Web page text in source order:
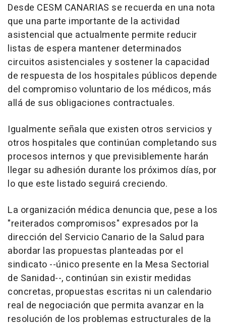
Desde CESM CANARIAS se recuerda en una nota
que una parte importante de la actividad
asistencial que actualmente permite reducir
listas de espera mantener determinados
circuitos asistenciales y sostener la capacidad
de respuesta de los hospitales públicos depende
del compromiso voluntario de los médicos, más
allá de sus obligaciones contractuales.
Igualmente señala que existen otros servicios y
otros hospitales que continúan completando sus
procesos internos y que previsiblemente harán
llegar su adhesión durante los próximos días, por
lo que este listado seguirá creciendo.
La organización médica denuncia que, pese a los
"reiterados compromisos" expresados por la
dirección del Servicio Canario de la Salud para
abordar las propuestas planteadas por el
sindicato --único presente en la Mesa Sectorial
de Sanidad--, continúan sin existir medidas
concretas, propuestas escritas ni un calendario
real de negociación que permita avanzar en la
resolución de los problemas estructurales de la